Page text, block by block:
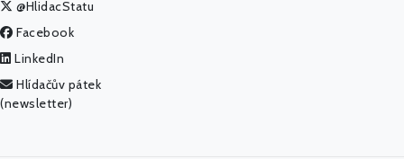
@HlidacStatu
Facebook
LinkedIn
Hlídačův pátek
(newsletter)